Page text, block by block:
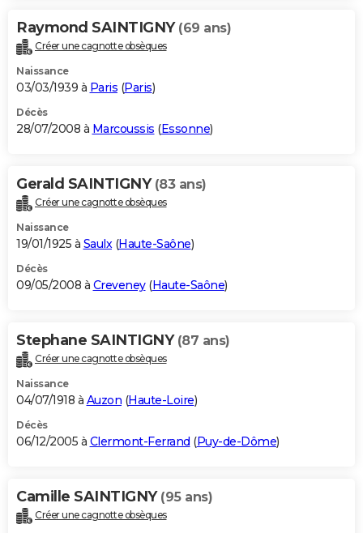
Raymond SAINTIGNY (69 ans)
Créer une cagnotte obsèques
Naissance
03/03/1939 à Paris (Paris)
Décès
28/07/2008 à Marcoussis (Essonne)
Gerald SAINTIGNY (83 ans)
Créer une cagnotte obsèques
Naissance
19/01/1925 à Saulx(Haute-Saône)
Décès
09/05/2008 à Creveney(Haute-Saône)
Stephane SAINTIGNY (87 ans)
Créer une cagnotte obsèques
Naissance
04/07/1918 à Auzon (Haute-Loire)
Décès
06/12/2005 à Clermont-Ferrand (Puy-de-Dôme)
Camille SAINTIGNY (95 ans)
Créer une cagnotte obsèques